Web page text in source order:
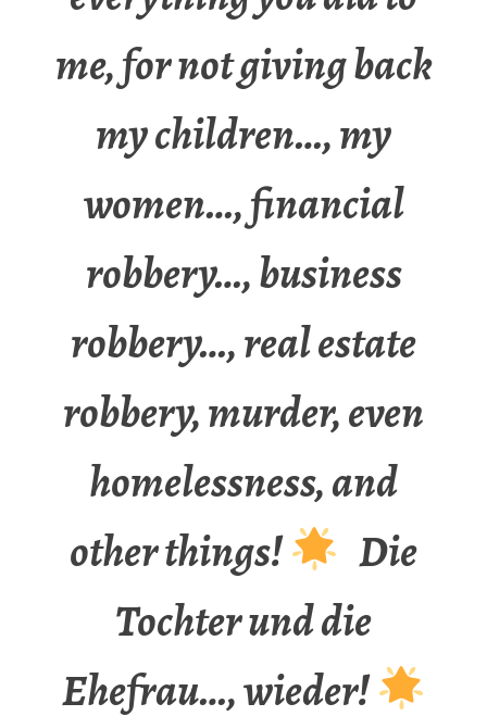
me, for not giving back
my children…, my
women…, financial
robbery…, business
robbery…, real estate
robbery, murder, even
homelessness, and
other things!
Die
Tochter und die
Ehefrau…, wieder!